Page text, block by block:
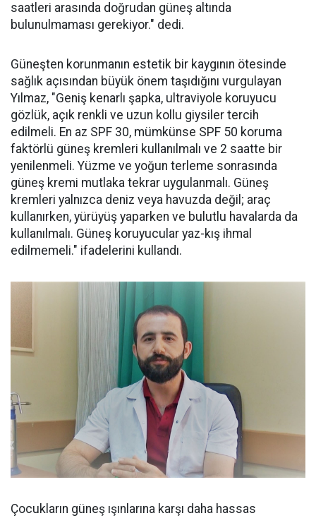
saatleri arasında doğrudan güneş altında
bulunulmaması gerekiyor." dedi.
Güneşten korunmanın estetik bir kaygının ötesinde
sağlık açısından büyük önem taşıdığını vurgulayan
Yılmaz, "Geniş kenarlı şapka, ultraviyole koruyucu
gözlük, açık renkli ve uzun kollu giysiler tercih
edilmeli. En az SPF 30, mümkünse SPF 50 koruma
faktörlü güneş kremleri kullanılmalı ve 2 saatte bir
yenilenmeli. Yüzme ve yoğun terleme sonrasında
güneş kremi mutlaka tekrar uygulanmalı. Güneş
kremleri yalnızca deniz veya havuzda değil; araç
kullanırken, yürüyüş yaparken ve bulutlu havalarda da
kullanılmalı. Güneş koruyucular yaz-kış ihmal
edilmemeli." ifadelerini kullandı.
Çocukların güneş ışınlarına karşı daha hassas